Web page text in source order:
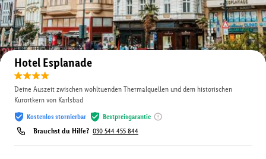
Auf der Karte anzeigen
Hotel Esplanade
Deine Auszeit zwischen wohltuenden Thermalquellen und dem historischen
Kurortkern von Karlsbad
Kostenlos stornierbar Bestpreisgarantie
Brauchst du Hilfe? 030 544 455 844